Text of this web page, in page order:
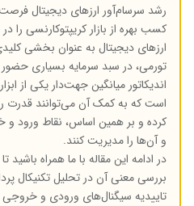
رشد سرسام‌آور ارزهای دیجیتال
کسب بهره از بازار کریپتوکارنسی را
ارزهای دیجیتال به عنوان بخشی
تورمی، در سبد سرمایه بسیاری حضور
اندیکاتور میانگین جهت‌دار یکی از
است که به کمک آن می‌توانند قدرت
کرده و بر همین اساس، نقاط ورود و
و آن‌ها را مدیریت کنند.
در ادامه این مقاله با ما همراه باشید
بررسی معنی آن در تحلیل تکنیکال
تاییدیه سیگنال‌های ورودی و خروجی